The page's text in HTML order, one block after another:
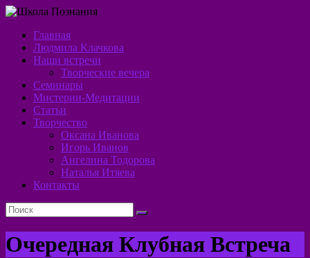
Перейти
содержимому
Школа
Познания
Алхимия
Духа
Главная
Людмила Клачкова
Наши встречи
Творческие вечера
Семинары
Мистерии-Медитации
Статьи
Творчество
Оксана Иванова
Игорь Иванов
Ангелина Тодорова
Наталья Итяева
Контакты
Очередная Клубная Встреча